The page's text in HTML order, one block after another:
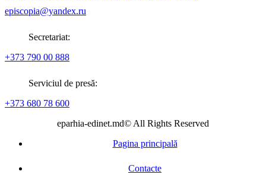
episcopia@yandex.ru
Secretariat:
+373 790 00 888
Serviciul de presă:
+373 680 78 600
eparhia-edinet.md© All Rights Reserved
Pagina principală
Contacte